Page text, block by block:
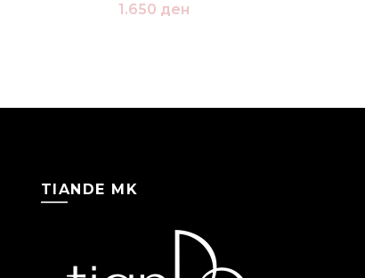
1.650 ден
TIANDE MK